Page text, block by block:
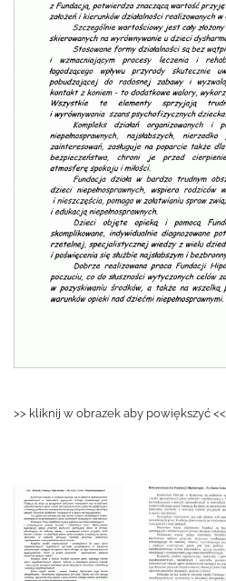
>> kliknij w obrazek aby powiększyć <<